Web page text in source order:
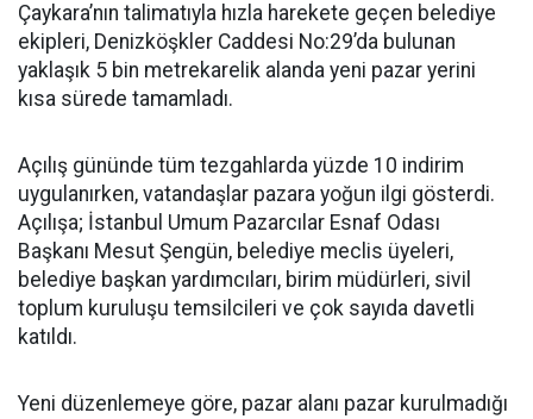
Çaykara’nın talimatıyla hızla harekete geçen belediye
ekipleri, Denizköşkler Caddesi No:29’da bulunan
yaklaşık 5 bin metrekarelik alanda yeni pazar yerini
kısa sürede tamamladı.
Açılış gününde tüm tezgahlarda yüzde 10 indirim
uygulanırken, vatandaşlar pazara yoğun ilgi gösterdi.
Açılışa; İstanbul Umum Pazarcılar Esnaf Odası
Başkanı Mesut Şengün, belediye meclis üyeleri,
belediye başkan yardımcıları, birim müdürleri, sivil
toplum kuruluşu temsilcileri ve çok sayıda davetli
katıldı.
Yeni düzenlemeye göre, pazar alanı pazar kurulmadığı